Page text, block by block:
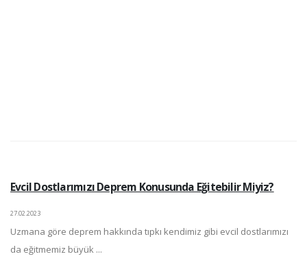
Evcil Dostlarımızı Deprem Konusunda Eğitebilir Miyiz?
27.02.2023
Uzmana göre deprem hakkında tıpkı kendimiz gibi evcil dostlarımızı
da eğitmemiz büyük ...